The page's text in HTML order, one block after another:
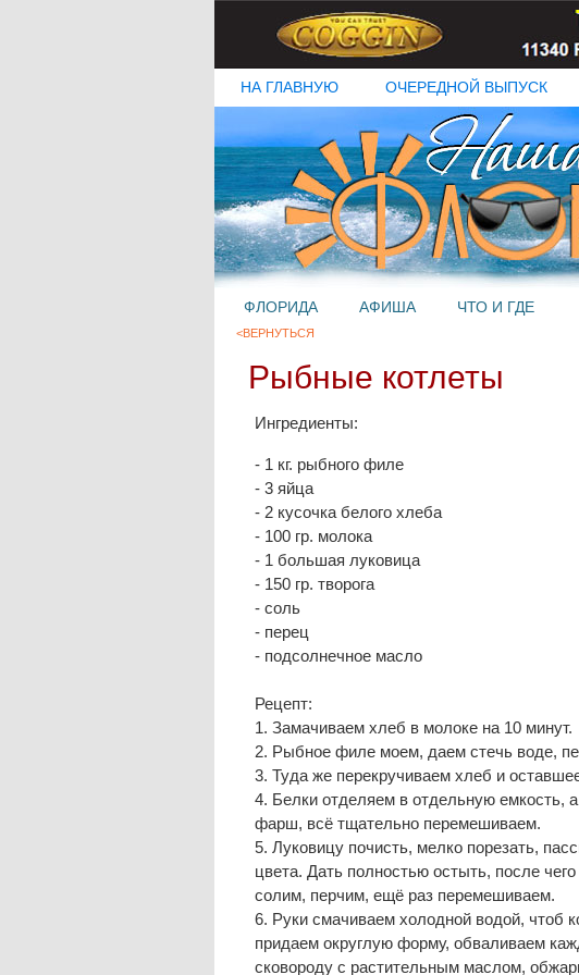
НА ГЛАВНУЮ ОЧЕРЕДНОЙ ВЫПУСК
ФЛОРИДА АФИША ЧТО И ГДЕ
<ВЕРНУТЬСЯ
Рыбные котлеты
Ингредиенты:
- 1 кг. рыбного филе
- 3 яйца
- 2 кусочка белого хлеба
- 100 гр. молока
- 1 большая луковица
- 150 гр. творога
- соль
- перец
- подсолнечное масло
Рецепт:
1. Замачиваем хлеб в молоке на 10 минут.
2. Рыбное филе моем, даем стечь воде,
3. Туда же перекручиваем хлеб и
4. Белки отделяем в отдельную емкость,
фарш, всё тщательно перемешиваем.
5. Луковицу почисть, мелко порезать,
цвета. Дать полностью остыть, после
солим, перчим, ещё раз перемешиваем.
6. Руки смачиваем холодной водой, чтоб
придаем округлую форму, обваливаем
сковороду с растительным маслом,